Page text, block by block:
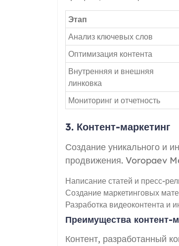
Этап
Анализ ключевых слов
Оптимизация контента
Внутренняя и внешняя
линковка
Мониторинг и отчетность
3. Контент-маркетинг
Создание уникального и
продвижения. Voropaev
Написание статей и пресс-
Создание маркетинговых
Разработка видеоконтента и
Преимущества контент-
Контент, разработанный